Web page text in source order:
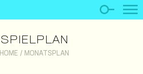
SPIELPLAN
HOME / MONATSPLAN